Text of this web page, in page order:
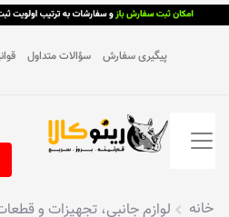
پیگیری سفارش سؤالات متداول
خانه لوازم جانبی، تجهیزات و